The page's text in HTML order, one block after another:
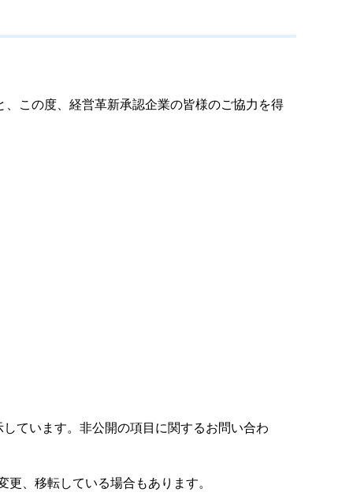
この度、経営革新承認企業の皆様のご協力を得
ています。非公開の項目に関するお問い合わ
、移転している場合もあります。